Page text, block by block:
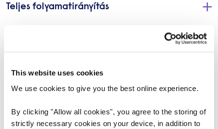
This website uses cookies
We use cookies to give you the best online experience.
By clicking "Allow all cookies", you agree to the storing of
strictly necessary cookies on your device, in addition to
Teljes folyamatirányítás
A világ legnagyobb családi tulajdonú
Testreszabott szolgáltatások